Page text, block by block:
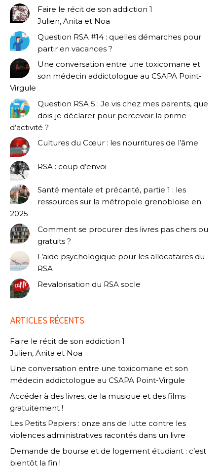
Faire le récit de son addiction 1
Julien, Anita et Noa
Question RSA #14 : quelles démarches pour
partir en vacances ?
Une conversation entre une toxicomane et
son médecin addictologue au CSAPA Point-
Virgule
Question RSA 5 : Je vis chez mes parents, que
dois-je déclarer pour percevoir la prime
d’activité ?
Cultures du Cœur : les nourritures de l’âme
RSA : coup d’envoi
Santé mentale et précarité, partie 1 : les
ressources sur la métropole grenobloise en
2025
Comment se procurer des livres pas chers ou
gratuits ?
L’aide psychologique pour les allocataires du
RSA
Revalorisation du RSA socle
ARTICLES RÉCENTS
Faire le récit de son addiction 1
Julien, Anita et Noa
Une conversation entre une toxicomane et son
médecin addictologue au CSAPA Point-Virgule
Accéder à des livres, de la musique et des films
gratuitement !
Les Petits Papiers : onze ans de lutte contre les
violences administratives racontés dans un livre
Demande de bourse et de logement étudiant : c’est
bientôt la fin !